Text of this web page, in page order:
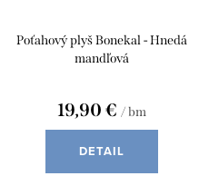
Poťahový plyš Bonekal - Hnedá
mandľová
19,90 € / bm
DETAIL